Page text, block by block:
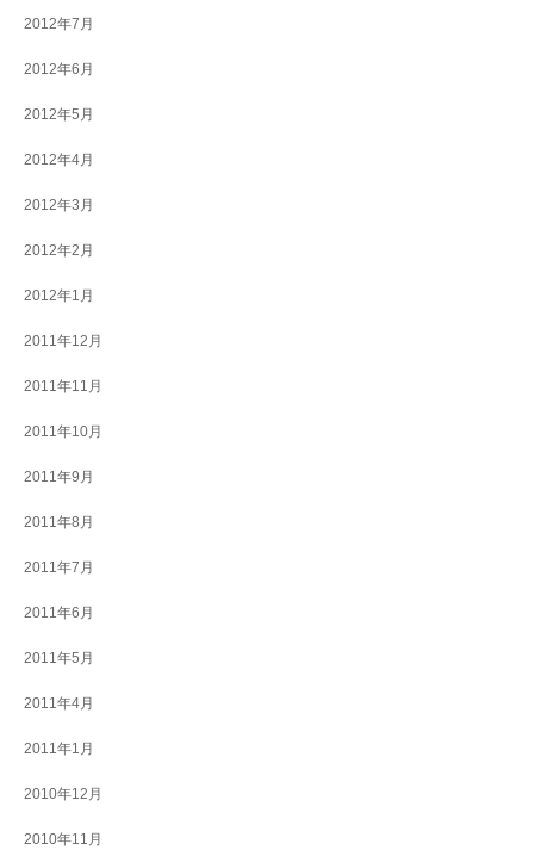
2012年7月
2012年6月
2012年5月
2012年4月
2012年3月
2012年2月
2012年1月
2011年12月
2011年11月
2011年10月
2011年9月
2011年8月
2011年7月
2011年6月
2011年5月
2011年4月
2011年1月
2010年12月
2010年11月